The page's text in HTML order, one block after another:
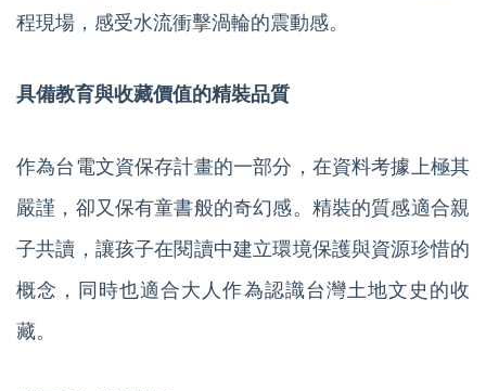
程現場，感受水流衝擊渦輪的震動感。
具備教育與收藏價值的精裝品質
作為台電文資保存計畫的一部分，在資料考據上極其
嚴謹，卻又保有童書般的奇幻感。精裝的質感適合親
子共讀，讓孩子在閱讀中建立環境保護與資源珍惜的
概念，同時也適合大人作為認識台灣土地文史的收
藏。